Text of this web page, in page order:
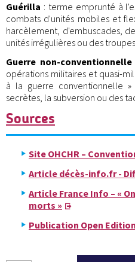
Guérilla : terme emprunté à
combats d'unités mobiles et
harcèlement, d'embuscades,
unités irrégulières ou des
Guerre non-conventionnelle
opérations militaires et quasi-
à la guerre conventionnelle
secrètes, la subversion ou des
Sources
Site OHCHR –
Article décès-info.fr -
Article France Info – «
morts »
Publication Open